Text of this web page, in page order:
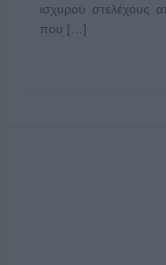
ισχυρού στελέχους
που […]